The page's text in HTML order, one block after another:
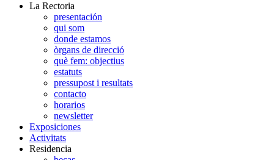
La Rectoria
presentación
qui som
donde estamos
òrgans de direcció
què fem: objectius
estatuts
pressupost i resultats
contacto
horarios
newsletter
Exposiciones
Activitats
Residencia